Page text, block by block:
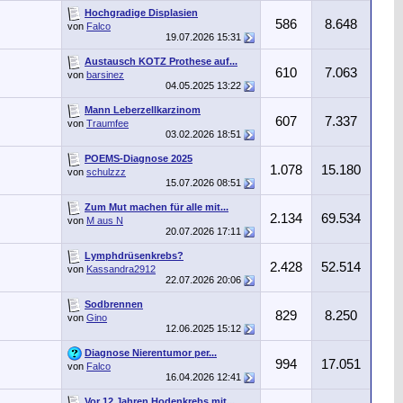
Hochgradige Displasien
von Falco
19.07.2026 15:31
586 8.648
Austausch KOTZ Prothese auf...
von barsinez
04.05.2025 13:22
610 7.063
Mann Leberzellkarzinom
von Traumfee
03.02.2026 18:51
607 7.337
POEMS-Diagnose 2025
von schulzzz
15.07.2026 08:51
1.078 15.180
Zum Mut machen für alle mit...
von M aus N
20.07.2026 17:11
2.134 69.534
Lymphdrüsenkrebs?
von Kassandra2912
22.07.2026 20:06
2.428 52.514
Sodbrennen
von Gino
12.06.2025 15:12
829 8.250
Diagnose Nierentumor per...
von Falco
16.04.2026 12:41
994 17.051